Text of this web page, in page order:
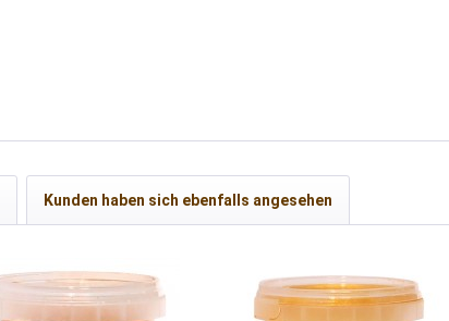
Kunden haben sich ebenfalls angesehen